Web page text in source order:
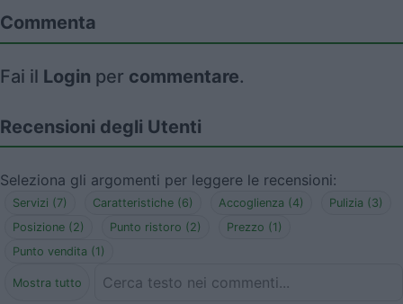
Commenta
Fai il Login per commentare.
Recensioni degli Utenti
Seleziona gli argomenti per leggere le recensioni:
Servizi (7) Caratteristiche (6) Accoglienza (4)
Pulizia (3)
Posizione (2)
Punto ristoro (2)
Prezzo (1)
Punto vendita (1)
Mostra tutto